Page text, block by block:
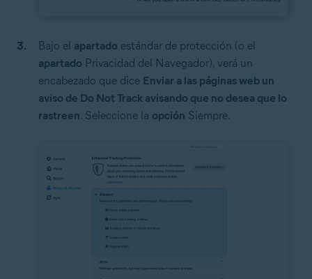
Bajo el apartado estándar de protección (o el
apartado Privacidad del Navegador), verá un
encabezado que dice Enviar a las páginas web un
aviso de Do Not Track avisando que no desea que lo
rastreen. Seleccione la opción Siempre.